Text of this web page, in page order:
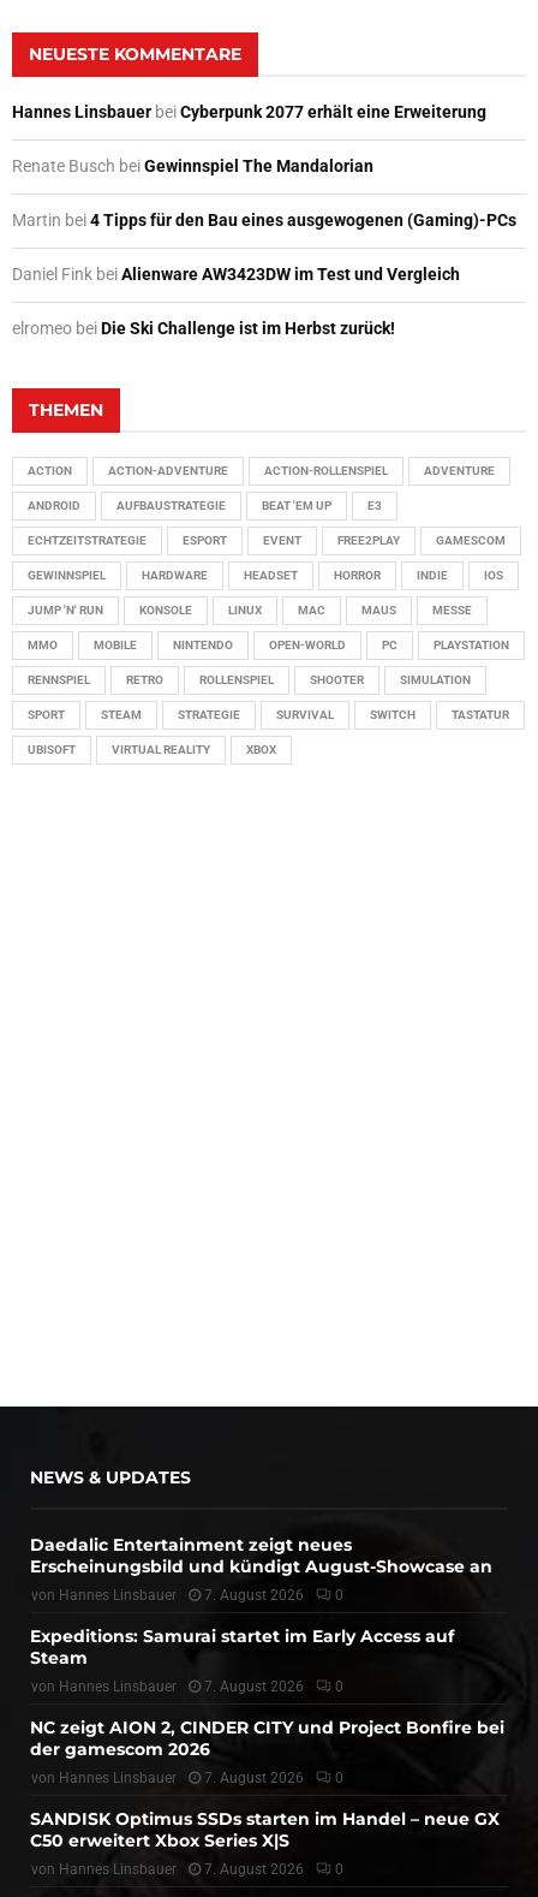
NEUESTE KOMMENTARE
Hannes Linsbauer beiCyberpunk 2077 erhält eine Erweiterung
Renate Busch beiGewinnspiel The Mandalorian
Martin bei4 Tipps für den Bau eines ausgewogenen (Gaming)-PCs
Daniel Fink beiAlienware AW3423DW im Test und Vergleich
elromeo beiDie Ski Challenge ist im Herbst zurück!
THEMEN
ACTION ACTION-ADVENTURE ACTION-ROLLENSPIEL ADVENTURE
ANDROID AUFBAUSTRATEGIE BEAT 'EM UP E3
ECHTZEITSTRATEGIE ESPORT EVENT FREE2PLAY GAMESCOM
GEWINNSPIEL HARDWARE HEADSET HORROR INDIE IOS
JUMP 'N' RUN KONSOLE LINUX MAC MAUS MESSE
MMO MOBILE NINTENDO OPEN-WORLD PC PLAYSTATION
RENNSPIEL RETRO ROLLENSPIEL SHOOTER SIMULATION
SPORT STEAM STRATEGIE SURVIVAL SWITCH TASTATUR
UBISOFT VIRTUAL REALITY XBOX
NEWS & UPDATES
Daedalic Entertainment zeigt neues
Erscheinungsbild und kündigt August-Showcase an
von Hannes Linsbauer 7. August 2026 0
Expeditions: Samurai startet im Early Access auf
Steam
von Hannes Linsbauer 7. August 2026 0
NC zeigt AION 2, CINDER CITY und Project Bonfire bei
der gamescom 2026
von Hannes Linsbauer 7. August 2026 0
SANDISK Optimus SSDs starten im Handel – neue GX
C50 erweitert Xbox Series X|S
von Hannes Linsbauer 7. August 2026 0